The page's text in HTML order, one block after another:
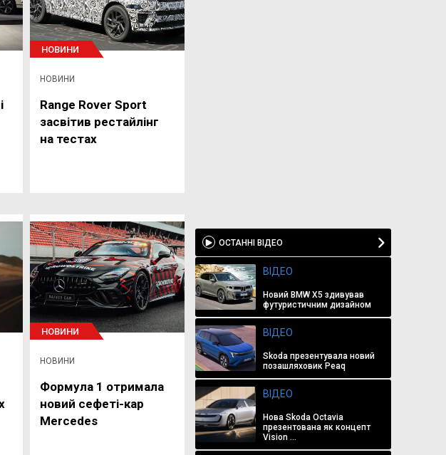
НОВИНИ
НОВИНИ
Range Rover Sport
засвітив рестайлінг
на тестах
НОВИНИ
НОВИНИ
Формула 1 отримала
новий сефеті-кар
Mercedes
ОСТАННІ ВІДЕО
ВІДЕО
Новий BMW X5 здивував
футуристичним дизайном
ВІДЕО
Skoda презентувала новий
позашляховик Peaq
ВІДЕО
Нова Skoda Octavia
презентована як концепт
Vision ...